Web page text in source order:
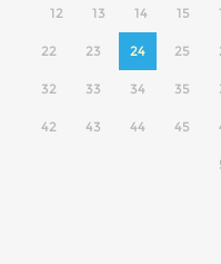
12 13 14 15
22 23 24 25
32 33 34 35
42 43 44 45